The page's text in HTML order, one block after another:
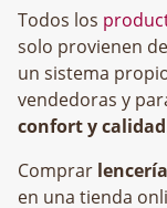
Todos los
solo provienen de
un sistema
vendedoras y
confort y calidad
Comprar
en una tienda